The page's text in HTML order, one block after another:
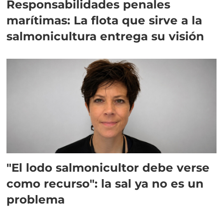
Responsabilidades penales
marítimas: La flota que sirve a la
salmonicultura entrega su visión
"El lodo salmonicultor debe verse
como recurso": la sal ya no es un
problema